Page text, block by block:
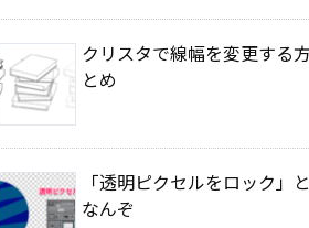
クリスタで線幅を変更する
とめ
「透明ピクセルをロック」
なんぞ